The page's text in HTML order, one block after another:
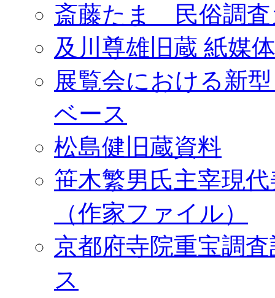
斎藤たま 民俗調査
及川尊雄旧蔵 紙媒
展覧会における新
ベース
松島健旧蔵資料
笹木繁男氏主宰現
（作家ファイル）
京都府寺院重宝調
ス